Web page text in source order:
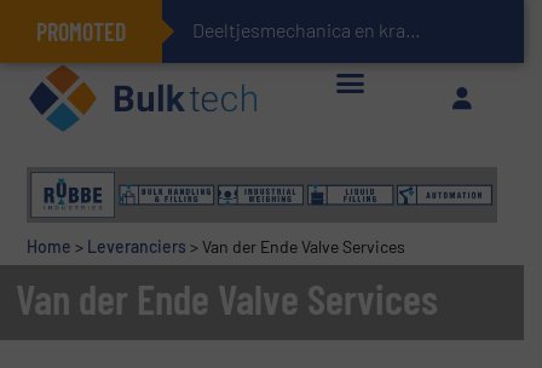
PROMOTED Deeltjesmechanica en krachtnetwerken in stortgoedere
Geïntegreerde doserings- en weegsystemen: Efficiëntie, kwaliteit en duurzaamheid in één oogopslag
Home > Leveranciers >Van der Ende Valve Services
Van der Ende Valve Services